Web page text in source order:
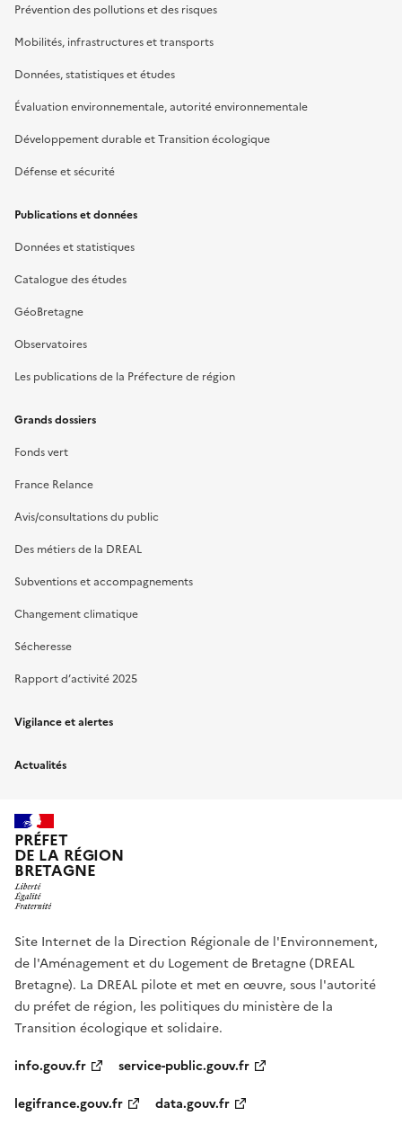
Prévention des pollutions et des risques
Mobilités, infrastructures et transports
Données, statistiques et études
Évaluation environnementale, autorité environnementale
Développement durable et Transition écologique
Défense et sécurité
Publications et données
Données et statistiques
Catalogue des études
GéoBretagne
Observatoires
Les publications de la Préfecture de région
Grands dossiers
Fonds vert
France Relance
Avis/consultations du public
Des métiers de la DREAL
Subventions et accompagnements
Changement climatique
Sécheresse
Rapport d’activité 2025
Vigilance et alertes
Actualités
PRÉFET
DE LA RÉGION
BRETAGNE
Site Internet de la Direction Régionale de l'Environnement,
de l'Aménagement et du Logement de Bretagne (DREAL
Bretagne). La DREAL pilote et met en œuvre, sous l'autorité
du préfet de région, les politiques du ministère de la
Transition écologique et solidaire.
info.gouv.fr
service-public.gouv.fr
legifrance.gouv.fr
data.gouv.fr